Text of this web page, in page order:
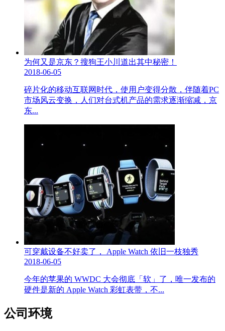
为何又是京东？搜狗王小川道出其中秘密！
2018-06-05
碎片化的移动互联网时代，使用户变得分散，伴随着PC
市场风云变换，人们对台式机产品的需求逐渐缩减，京
东...
可穿戴设备不好卖了， Apple Watch 依旧一枝独秀
2018-06-05
今年的苹果的 WWDC 大会彻底「软」了，唯一发布的
硬件是新的 Apple Watch 彩虹表带，不...
公司环境